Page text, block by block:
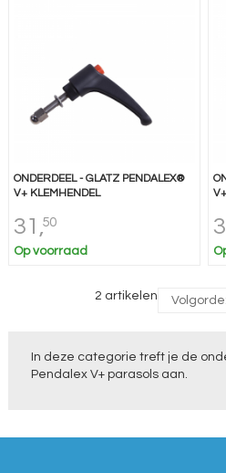
ONDERDEEL - GLATZ PENDALEX®
V+ KLEMHENDEL
31,50
Op voorraad
2 artikelen
In deze categorie treft je de
Pendalex V+ parasols aan.